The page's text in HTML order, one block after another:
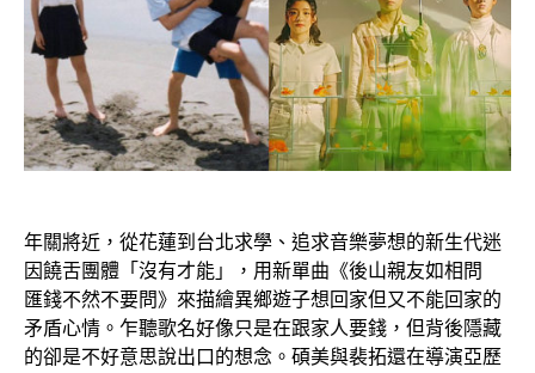
年關將近，從花蓮到台北求學、追求音樂夢想的新生代迷
因饒舌團體「沒有才能」，用新單曲《後山親友如相問
匯錢不然不要問》來描繪異鄉遊子想回家但又不能回家的
矛盾心情。乍聽歌名好像只是在跟家人要錢，但背後隱藏
的卻是不好意思說出口的想念。碩美與裴拓還在導演亞歷